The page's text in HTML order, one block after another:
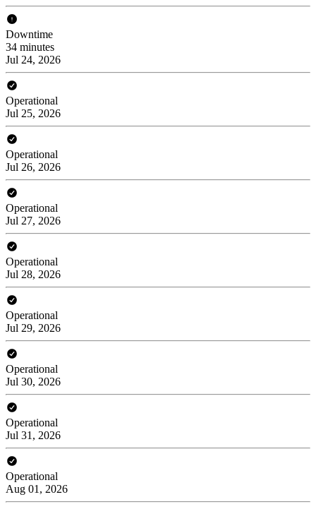
Downtime
34 minutes
Jul 24, 2026
Operational
Jul 25, 2026
Operational
Jul 26, 2026
Operational
Jul 27, 2026
Operational
Jul 28, 2026
Operational
Jul 29, 2026
Operational
Jul 30, 2026
Operational
Jul 31, 2026
Operational
Aug 01, 2026